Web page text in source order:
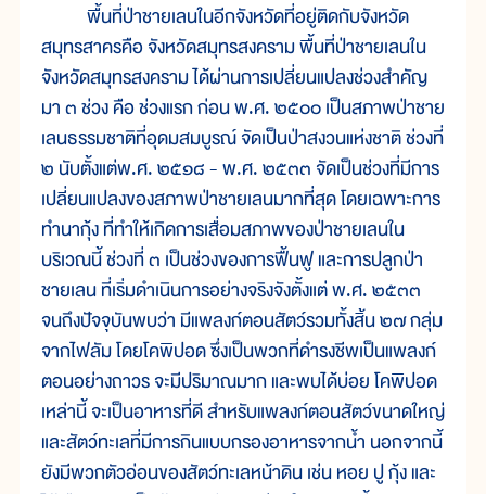
พื้นที่ป่าชายเลนในอีกจังหวัดที่อยู่ติดกับจังหวัด
สมุทรสาครคือ จังหวัดสมุทรสงคราม พื้นที่ป่าชายเลนใน
จังหวัดสมุทรสงคราม ได้ผ่านการเปลี่ยนแปลงช่วงสำคัญ
มา ๓ ช่วง คือ ช่วงแรก ก่อน พ.ศ. ๒๕๐๐ เป็นสภาพป่าชาย
เลนธรรมชาติที่อุดมสมบูรณ์ จัดเป็นป่าสงวนแห่งชาติ ช่วงที่
๒ นับตั้งแต่พ.ศ. ๒๕๑๘ - พ.ศ. ๒๕๓๓ จัดเป็นช่วงที่มีการ
เปลี่ยนแปลงของสภาพป่าชายเลนมากที่สุด โดยเฉพาะการ
ทำนากุ้ง ที่ทำให้เกิดการเสื่อมสภาพของป่าชายเลนใน
บริเวณนี้ ช่วงที่ ๓ เป็นช่วงของการฟื้นฟู และการปลูกป่า
ชายเลน ที่เริ่มดำเนินการอย่างจริงจังตั้งแต่ พ.ศ. ๒๕๓๓
จนถึงปัจจุบันพบว่า มีแพลงก์ตอนสัตว์รวมทั้งสิ้น ๒๗ กลุ่ม
จากไฟลัม โดยโคพิปอด ซึ่งเป็นพวกที่ดำรงชีพเป็นแพลงก์
ตอนอย่างถาวร จะมีปริมาณมาก และพบได้บ่อย โคพิปอด
เหล่านี้ จะเป็นอาหารที่ดี สำหรับแพลงก์ตอนสัตว์ขนาดใหญ่
และสัตว์ทะเลที่มีการกินแบบกรองอาหารจากน้ำ นอกจากนี้
ยังมีพวกตัวอ่อนของสัตว์ทะเลหน้าดิน เช่น หอย ปู กุ้ง และ